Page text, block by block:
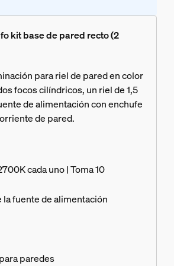
kit base de pared recto (2
para riel de pared en color
focos cilíndricos, un riel de 1,5
de alimentación con enchufe
de pared.
cada uno | Toma 10
la fuente de alimentación
paredes